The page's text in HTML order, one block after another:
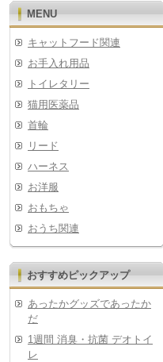
MENU
キャットフード関連
お手入れ用品
トイレタリー
猫用医薬品
首輪
リード
ハーネス
お洋服
おもちゃ
おうち関連
おすすめピックアップ
あったかグッズであったか
だ
1週間 消臭・抗菌 デオトイ
レ